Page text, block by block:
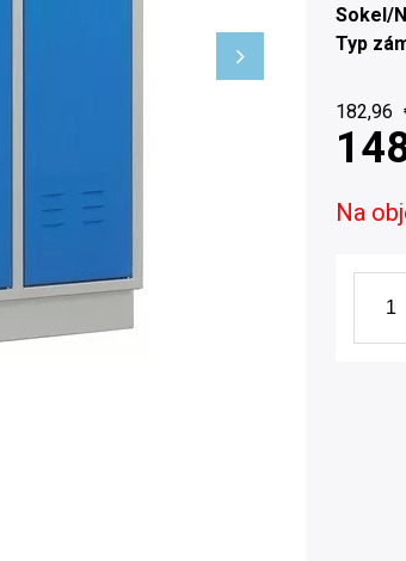
Sokel/
Typ
182,96
Na